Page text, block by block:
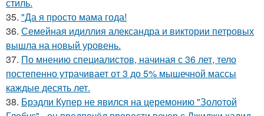
35. "Да я просто мама года!
36. Семейная идиллия александра и виктории петровых
вышла на новый уровень.
37. По мнению специалистов, начиная с 36 лет, тело
постепенно утрачивает от 3 до 5% мышечной массы
каждые десять лет.
38. Брэдли Купер не явился на церемонию "Золотой